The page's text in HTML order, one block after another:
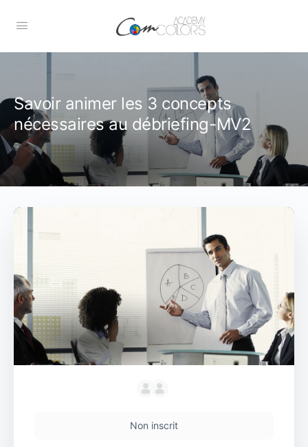
Savoir animer les 3 concepts
nécessaires au débriefing-MV2
Non inscrit